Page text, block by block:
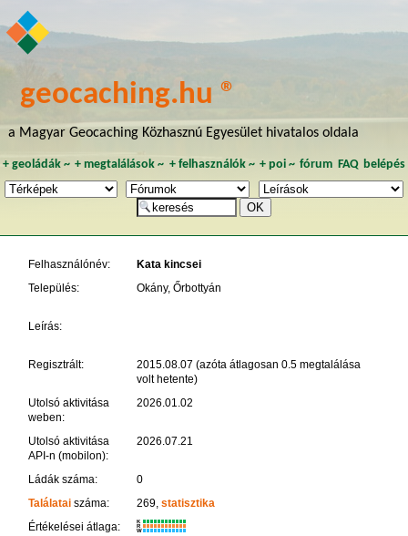
geocaching.hu ®
a Magyar Geocaching Közhasznú Egyesület hivatalos oldala
+ geoládák~ +megtalálások ~ + felhasználók~ + poi~ fórum FAQ belépés
Felhasználónév:
Kata kincsei
Település:
Okány, Őrbottyán
Leírás:
Regisztrált:
2015.08.07 (azóta átlagosan 0.5 megtalálása
volt hetente)
Utolsó aktivitása
weben:
2026.01.02
Utolsó aktivitása
API-n (mobilon):
2026.07.21
Ládák száma:
0
Találataiszáma: 269, statisztika
Értékelései átlaga:
K
R
W